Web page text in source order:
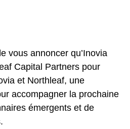
vous annoncer qu’Inovia
Capital Partners pour
et Northleaf, une
accompagner la prochaine
émergents et de